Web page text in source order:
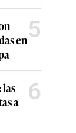
en5
las
a
6